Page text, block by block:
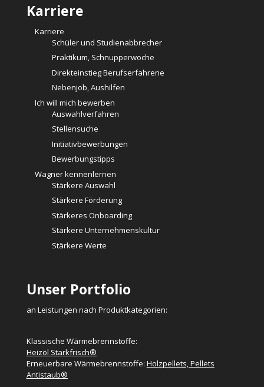
Karriere
Karriere
Schüler und Studienabbrecher
Praktikum, Schnupperwoche
Direkteinstieg Berufserfahrene
Nebenjob, Aushilfen
Ich will mich bewerben
Auswahlverfahren
Stellensuche
Initiativbewerbungen
Bewerbungstipps
Wagner kennenlernen
Stärkere Auswahl
Stärkere Förderung
Stärkeres Onboarding
Stärkere Unternehmenskultur
Stärkere Werte
Unser Portfolio
an Leistungen nach Produktkategorien:
Klassische Wärmebrennstoffe:
Heizöl Starkfrisch®
Erneuerbare Wärmebrennstoffe: Holzpellets, Pellets
Antistaub®